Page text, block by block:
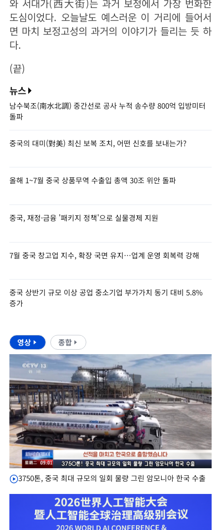
와 서대가(西大街)는 과거 보정에서 가장 번화한
도심이었다. 오늘날도 예스러운 이 거리에 들어서
면 마치 보정고성의 과거의 이야기가 들리는 듯 하
다.
(끝)
뉴스
남수북조(南水北調) 중간선로 공사 누적 송수량 800억 입방미터
돌파
중국의 대미(對美) 최신 보복 조치, 어떤 신호를 보내는가?
올해 1~7월 중국 상품무역 수출입 총액 30조 위안 돌파
중국, 재정·금융 '패키지 정책'으로 실물경제 지원
7월 중국 창고업 지수, 확장 국면 유지…업계 운영 회복력 강해
중국 상반기 규모 이상 공업 중소기업 부가가치 동기 대비 5.8%
증가
영상 종합
3750톤, 중국 최대 규모의 일회 물량 그린 암모니아 한국 수출